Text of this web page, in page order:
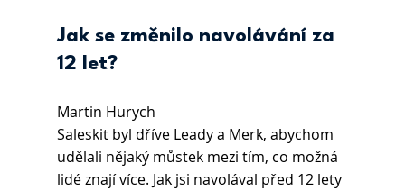
Jak se změnilo navolávání za
12 let?
Martin Hurych
Saleskit byl dříve Leady a Merk, abychom
udělali nějaký můstek mezi tím, co možná
lidé znají více. Jak jsi navolával před 12 lety